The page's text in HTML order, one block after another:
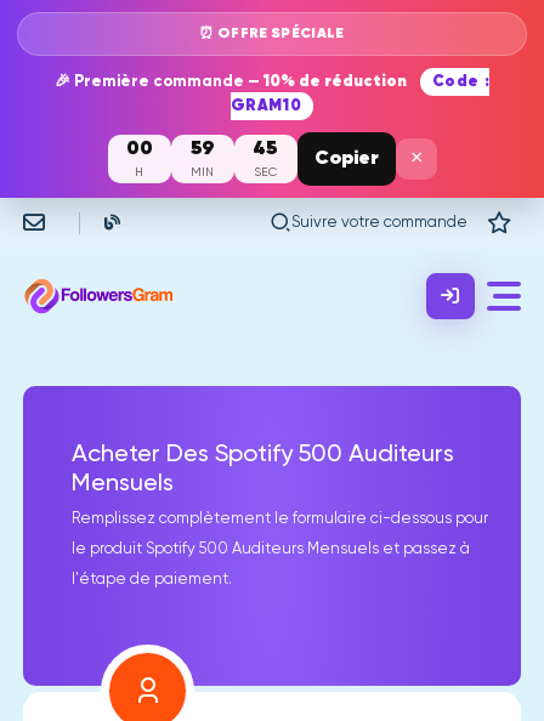
⏰ OFFRE SPÉCIALE
🎉 Première commande — 10% de réduction
Code :
GRAM10
00
H
59
MIN
45
SEC
Copier ×
Suivre votre commande
Acheter Des Spotify 500 Auditeurs
Mensuels
Remplissez complètement le formulaire ci-dessous pour
le produit Spotify 500 Auditeurs Mensuels et passez à
l'étape de paiement.